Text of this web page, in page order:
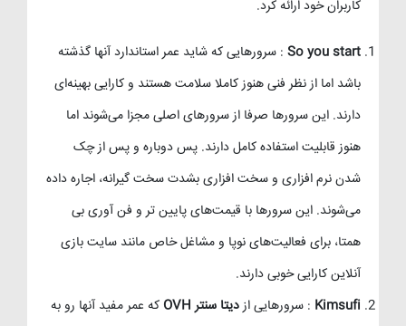
کاربران خود ارائه کرد.
So you start : سرورهایی که شاید عمر استاندارد آنها گذشته
باشد اما از نظر فنی هنوز کاملا سلامت هستند و کارایی بهینه‌ای
دارند. این سرورها صرفا از سرورهای اصلی مجزا می‌شوند اما
هنوز قابلیت استفاده کامل دارند. پس دوباره و پس از چک
شدن‌ نرم افزاری و سخت افزاری بشدت سخت گیرانه، اجاره داده
می‌شوند. این سرورها با قیمت‌های پایین تر و فن آوری بی
همتا، برای فعالیت‌های نوپا و مشاغل خاص مانند سایت بازی
آنلاین کارایی خوبی دارند.
Kimsufi : سرورهایی ازدیتا سنتر OVH
که عمر مفید آنها رو به